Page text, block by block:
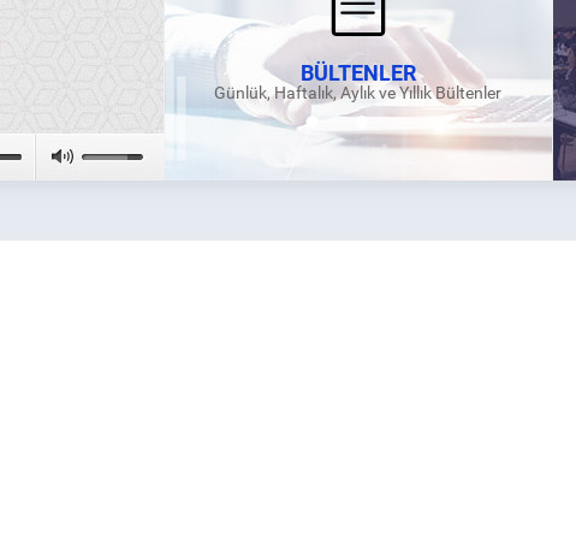
BÜLTENLER
Günlük, Haftalık, Aylık ve Yıllık Bültenler